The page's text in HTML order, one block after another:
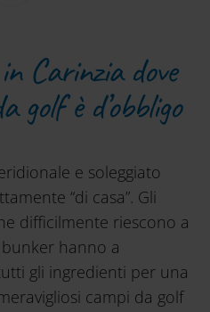
Carinzia dove
golf è d’obbligo
e soleggiato
“di casa”. Gli
difficilmente riescono a
hanno a
gli ingredienti per una
campi da golf